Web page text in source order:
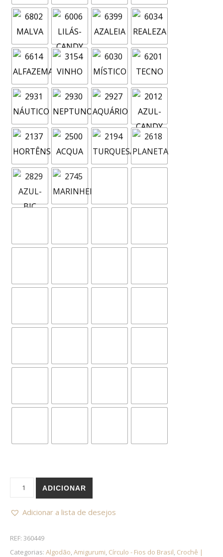
Quantidade de Amigurumi Círculo Algodão 100% Mercerizado
ADICIONAR
Adicionar a lista de desejos
REF: 360449
Categorias: Algodão,Amigurumi, Círculo - Fios do Brasil, Crochê |